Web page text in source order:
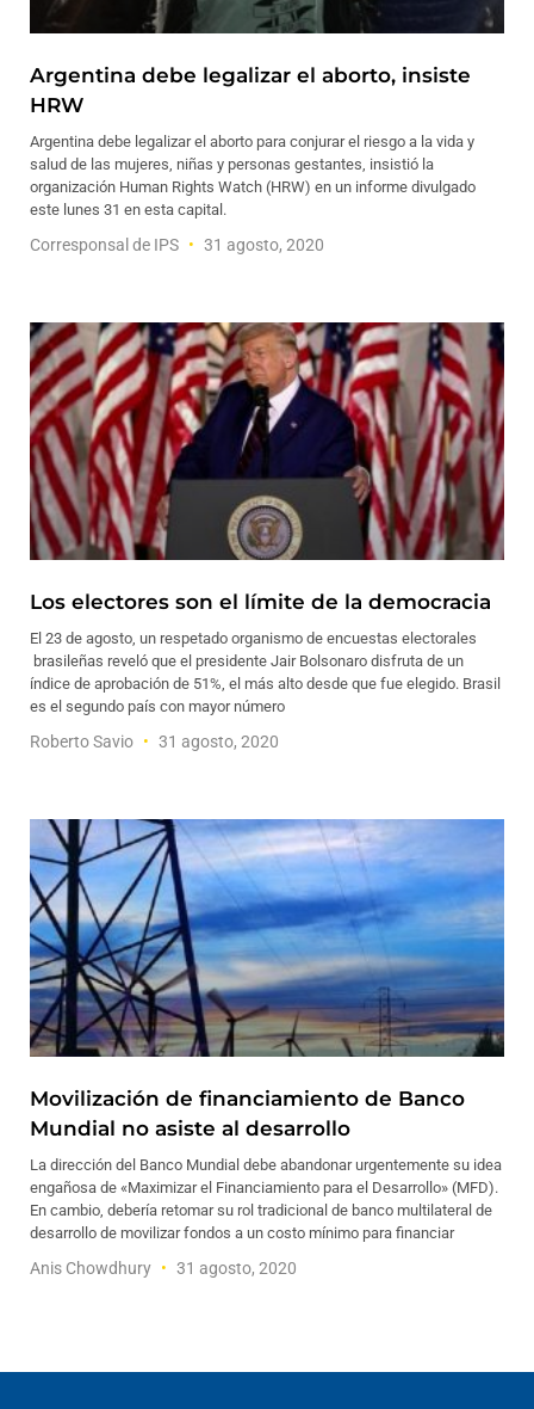
Argentina debe legalizar el aborto, insiste
HRW
Argentina debe legalizar el aborto para conjurar el riesgo a la vida y
salud de las mujeres, niñas y personas gestantes, insistió la
organización Human Rights Watch (HRW) en un informe divulgado
este lunes 31 en esta capital.
Corresponsal de IPS 31 agosto, 2020
Los electores son el límite de la democracia
El 23 de agosto, un respetado organismo de encuestas electorales
brasileñas reveló que el presidente Jair Bolsonaro disfruta de un
índice de aprobación de 51%, el más alto desde que fue elegido. Brasil
es el segundo país con mayor número
Roberto Savio 31 agosto, 2020
Movilización de financiamiento de Banco
Mundial no asiste al desarrollo
La dirección del Banco Mundial debe abandonar urgentemente su idea
engañosa de «Maximizar el Financiamiento para el Desarrollo» (MFD).
En cambio, debería retomar su rol tradicional de banco multilateral de
desarrollo de movilizar fondos a un costo mínimo para financiar
Anis Chowdhury 31 agosto, 2020